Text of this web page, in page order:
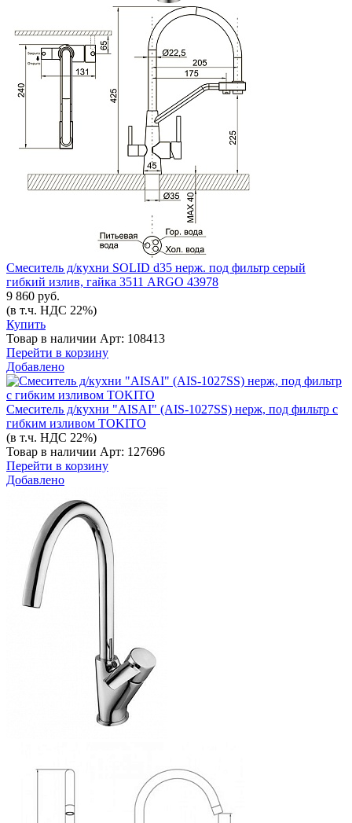
Смеситель д/кухни SOLID d35 нерж. под фильтр серый
гибкий излив, гайка 3511 ARGO 43978
9 860 руб.
(в т.ч. НДС 22%)
Купить
Товар в наличии Арт: 108413
Перейти в корзину
Добавлено
Смеситель д/кухни "AISAI" (AIS-1027SS) нерж, под фильтр с
гибким изливом TOKITO
(в т.ч. НДС 22%)
Товар в наличии Арт: 127696
Перейти в корзину
Добавлено